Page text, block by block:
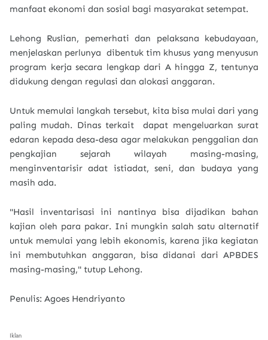
manfaat ekonomi dan sosial bagi masyarakat setempat.
Lehong Ruslian, pemerhati dan pelaksana kebudayaan,
menjelaskan perlunya dibentuk tim khusus yang menyusun
program kerja secara lengkap dari A hingga Z, tentunya
didukung dengan regulasi dan alokasi anggaran.
Untuk memulai langkah tersebut, kita bisa mulai dari yang
paling mudah. Dinas terkait dapat mengeluarkan surat
edaran kepada desa-desa agar melakukan penggalian dan
pengkajian sejarah wilayah masing-masing,
menginventarisir adat istiadat, seni, dan budaya yang
masih ada.
"Hasil inventarisasi ini nantinya bisa dijadikan bahan
kajian oleh para pakar. Ini mungkin salah satu alternatif
untuk memulai yang lebih ekonomis, karena jika kegiatan
ini membutuhkan anggaran, bisa didanai dari APBDES
masing-masing," tutup Lehong.
Penulis: Agoes Hendriyanto
Iklan